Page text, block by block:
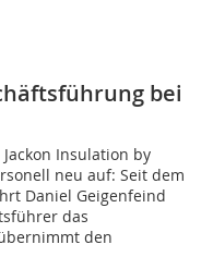
bei
Insulation by
neu auf: Seit dem
Daniel Geigenfeind
das
den